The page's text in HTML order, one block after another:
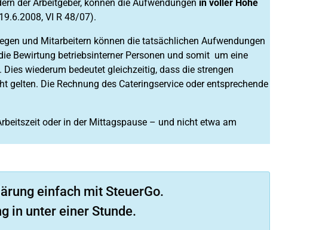
der Arbeitgeber, können die Aufwendungen in voller Höhe
VI R 48/07).
und Mitarbeitern können die tatsächlichen Aufwendungen
Bewirtung betriebsinterner Personen und somit um eine
wiederum bedeutet gleichzeitig, dass die strengen
Die Rechnung des Cateringservice oder entsprechende
oder in der Mittagspause – und nicht etwa am
einfach mit SteuerGo.
in unter einer Stunde.